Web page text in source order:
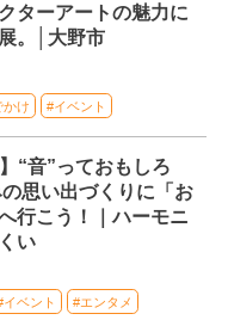
ターアートの魅力に
。│大野市
かけ #イベント
“音”っておもしろ
思い出づくりに「お
行こう！｜ハーモニ
い
イベント #エンタメ